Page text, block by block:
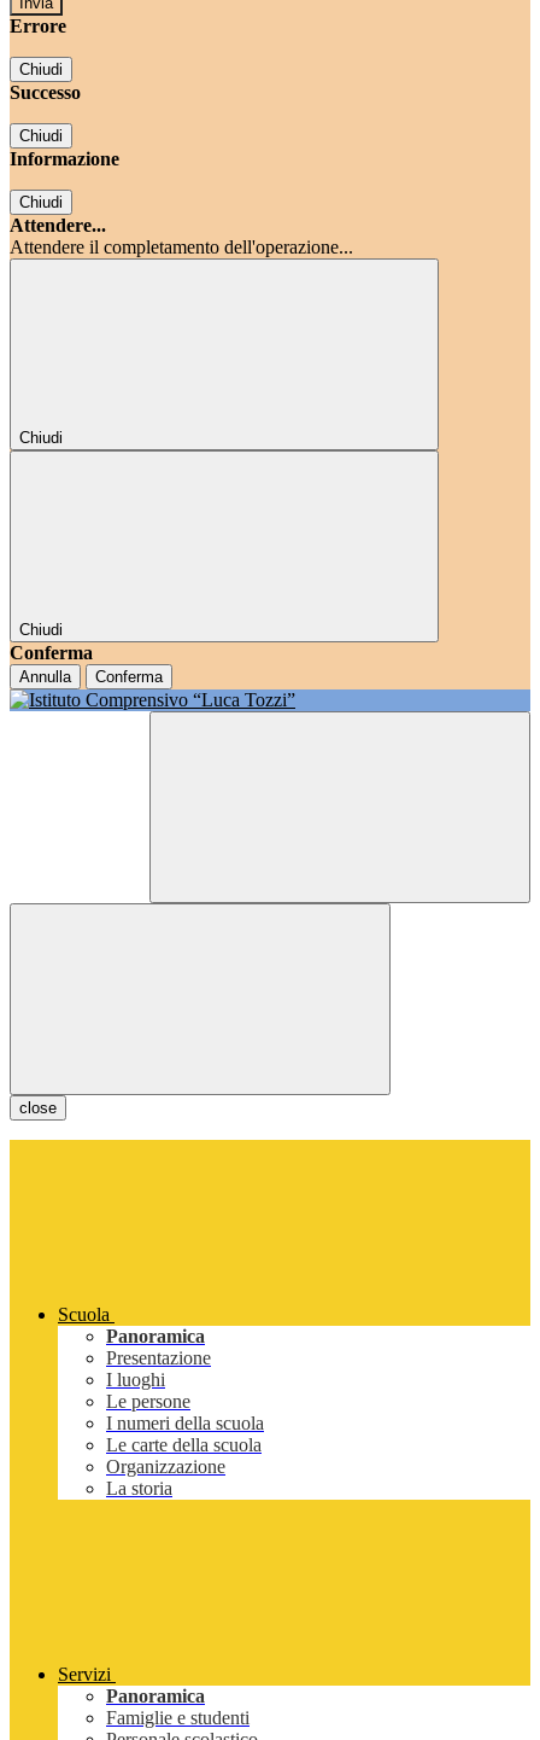
Errore
Chiudi
Successo
Chiudi
Informazione
Chiudi
Attendere...
Attendere il completamento dell'operazione...
Chiudi
Chiudi
Conferma
Annulla Conferma
close
Scuola
Panoramica
Presentazione
I luoghi
Le persone
I numeri della scuola
Le carte della scuola
Organizzazione
La storia
Servizi
Panoramica
Famiglie e studenti